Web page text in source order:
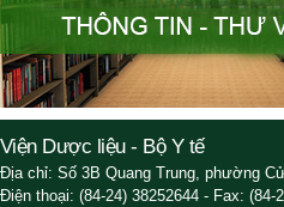
Viện Dược liệu - Bộ Y tế
Địa chỉ: Số 3B Quang Trung, phường
Điện thoại: (84-24) 38252644 - Fax: (84-